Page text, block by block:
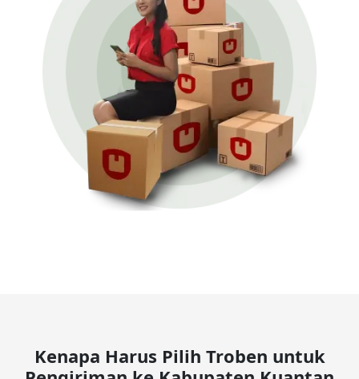
Kenapa Harus Pilih Troben untuk